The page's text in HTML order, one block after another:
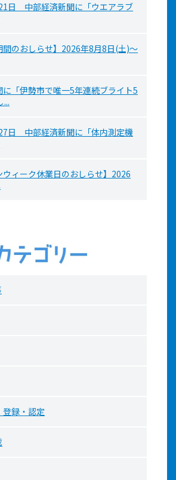
日 中部経済新聞に「ウエアラブ
間のおしらせ】2026年8月8日(土)～
に「伊勢市で唯一5年連続ブライト5
...
日 中部経済新聞に「体内測定機
ウィーク休業日のおしらせ】2026
録・認定